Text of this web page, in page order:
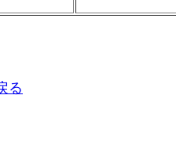
る